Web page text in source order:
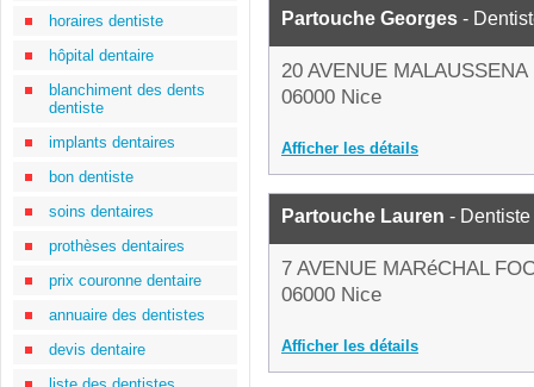
horaires dentiste
hôpital dentaire
blanchiment des dents
dentiste
implants dentaires
bon dentiste
soins dentaires
prothèses dentaires
prix couronne dentaire
annuaire des dentistes
devis dentaire
Partouche Georges -
20 AVENUE MALAUSSENA
06000 Nice
Afficher les détails
Partouche Lauren - Dentiste
7 AVENUE MARéCHAL
06000 Nice
Afficher les détails